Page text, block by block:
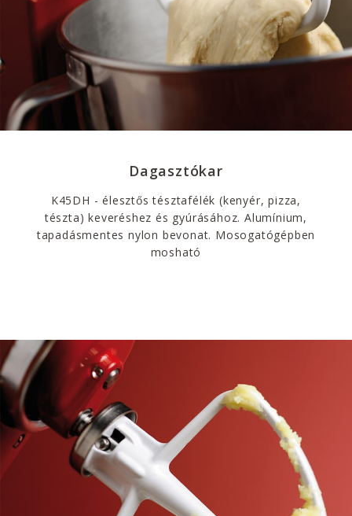
Dagasztókar
K45DH - élesztős tésztafélék (kenyér, pizza,
tészta) keveréshez és gyúrásához. Alumínium,
tapadásmentes nylon bevonat. Mosogatógépben
mosható